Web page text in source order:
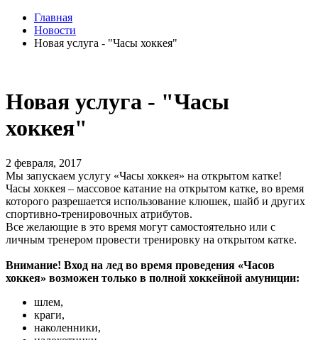
Главная
Новости
Новая услуга - "Часы хоккея"
Новая услуга - "Часы
хоккея"
2 февраля, 2017
Мы запускаем услугу «Часы хоккея» на открытом катке!
Часы хоккея – массовое катание на открытом катке, во время
которого разрешается использование клюшек, шайб и других
спортивно-тренировочных атрибутов.
Все желающие в это время могут самостоятельно или с
личным тренером провести тренировку на открытом катке.
Внимание! Вход на лед во время проведения «Часов
хоккея» возможен только в полной хоккейной амуниции:
шлем,
краги,
наколенники,